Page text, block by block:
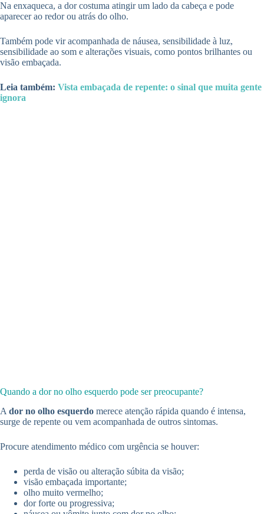
Na enxaqueca, a dor costuma atingir um lado da cabeça e pode
aparecer ao redor ou atrás do olho.
Também pode vir acompanhada de náusea, sensibilidade à luz,
sensibilidade ao som e alterações visuais, como pontos brilhantes ou
visão embaçada.
Leia também: Vista embaçada de repente: o sinal que muita gente
ignora
Quando a dor no olho esquerdo pode ser preocupante?
A dor no olho esquerdo merece atenção rápida quando é intensa,
surge de repente ou vem acompanhada de outros sintomas.
Procure atendimento médico com urgência se houver:
perda de visão ou alteração súbita da visão;
visão embaçada importante;
olho muito vermelho;
dor forte ou progressiva;